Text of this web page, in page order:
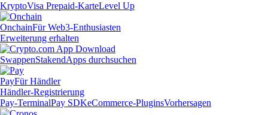
KryptoVisa Prepaid-KarteLevel Up
OnchainFür Web3-Enthusiasten
Erweiterung erhalten
SwappenStakendApps durchsuchen
PayFür Händler
Händler-Registrierung
Pay-TerminalPay SDKeCommerce-PluginsVorhersagen